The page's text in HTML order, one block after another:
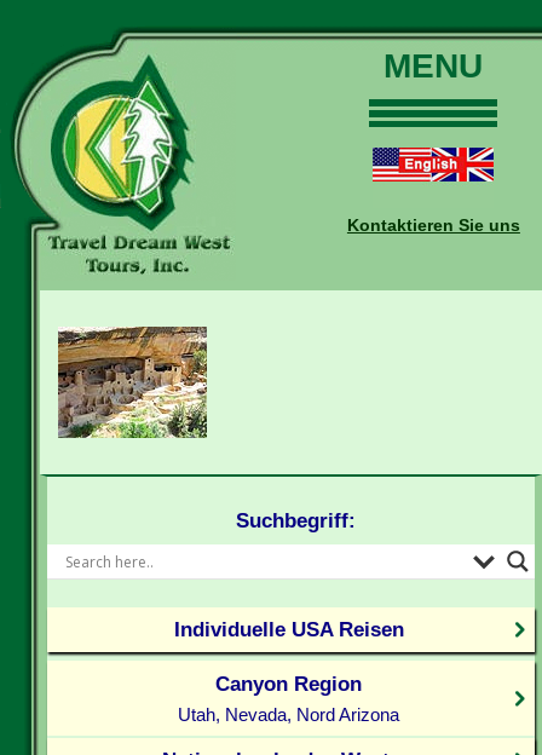
MENU
Touren
Daten und Preise
Buchungen
Kontaktieren Sie uns
Suchbegriff:
Individuelle USA Reisen
Canyon Region
Utah, Nevada, Nord Arizona